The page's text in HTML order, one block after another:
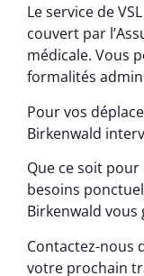
Le service de
couvert par
médicale. Vous
formalités
Pour vos
Birkenwald
Que ce soit
besoins
Birkenwald
Contactez-nous
votre prochain